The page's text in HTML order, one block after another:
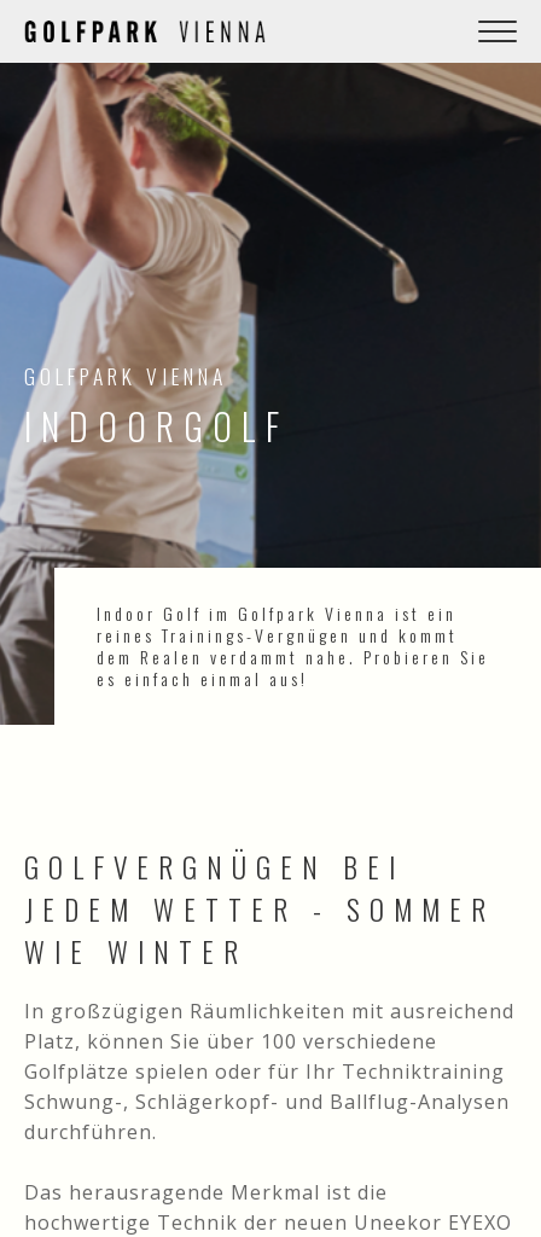
GOLFPARK VIENNA
INDOORGOLF
Indoor Golf im Golfpark Vienna ist ein
reines Trainings-Vergnügen und kommt
dem Realen verdammt nahe. Probieren Sie
es einfach einmal aus!
GOLFVERGNÜGEN BEI
JEDEM WETTER - SOMMER
WIE WINTER
In großzügigen Räumlichkeiten mit ausreichend
Platz, können Sie über 100 verschiedene
Golfplätze spielen oder für Ihr Techniktraining
Schwung-, Schlägerkopf- und Ballflug-Analysen
durchführen.
Das herausragende Merkmal ist die
hochwertige Technik der neuen Uneekor EYEXO